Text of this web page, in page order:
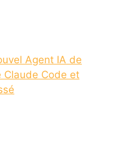
Agent IA de
Claude Code et